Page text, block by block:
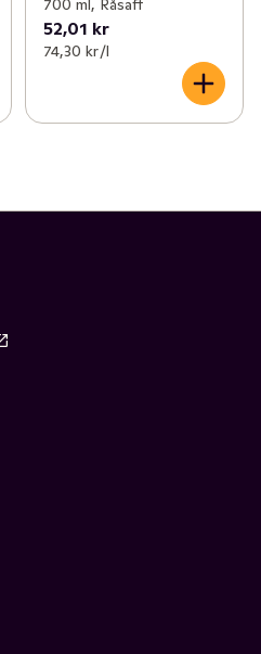
700 ml, Råsaft
52,01 kr
74,30 kr /l